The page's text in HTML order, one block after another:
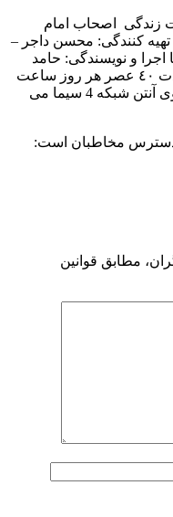
زندگی اصحاب امام
کنندگی: محسن داجر –
و نویسندگی: حامد
عسگری از جمعه ٢٩ مرداد ۱۴۰۰ به مدت ٤٠ عصر هر روز ساعت
١٧ و تکرار آن: ١ بامداد ، ١٢ ظهر، به روی آنتن شبکه 4 سیما می
دسترس مخاطبان است:
مطابق قوانين